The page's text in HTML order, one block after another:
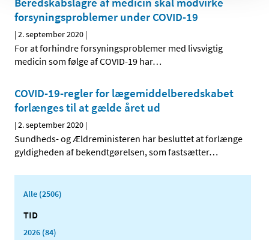
forsyningsproblemer under COVID-19
|2. september 2020 |
For at forhindre forsyningsproblemer med livsvigtig
medicin som følge af COVID-19 har…
COVID-19-regler for lægemiddelberedskabet
forlænges til at gælde året ud
|2. september 2020 |
Sundheds- og Ældreministeren har besluttet at forlænge
gyldigheden af bekendtgørelsen, som fastsætter…
Alle (2506)
TID
2026 (84)